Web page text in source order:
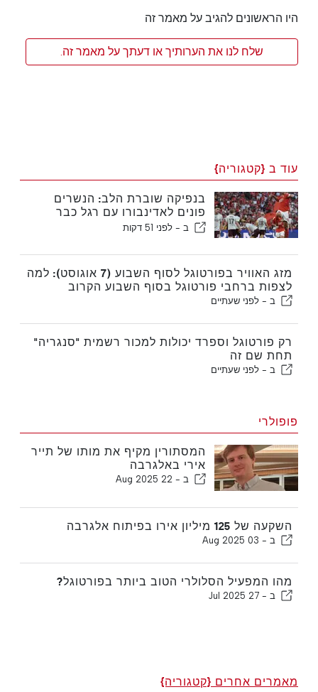
היו הראשונים להגיב על מאמר זה
שלח לנו את הערותיך או דעתך על מאמר זה.
עוד ב {קטגוריה}
בנפיקה שוברת הלב: הנשרים
פונים לאדינבורו עם רגל כבר
בשלב הבא
ב - לפני 51 דקות
מזג האוויר בפורטוגל לסוף השבוע (7 אוגוסט): למה
לצפות ברחבי פורטוגל בסוף השבוע הקרוב
ב - לפני שעתיים
רק פורטוגל וספרד יכולות למכור רשמית "סנגריה"
תחת שם זה
ב - לפני שעתיים
פופולרי
המסתורין מקיף את מותו של תייר
אירי באלגרבה
ב - 22 Aug 2025
השקעה של 125 מיליון אירו בפיתוח אלגרבה
ב - 03 Aug 2025
מהו המפעיל הסלולרי הטוב ביותר בפורטוגל?
ב - 27 Jul 2025
מאמרים אחרים {קטגוריה}